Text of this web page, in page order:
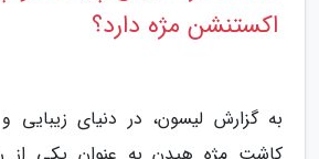
اکستنشن مژه دارد؟
به گزارش لیسون، در دنیای زیبایی